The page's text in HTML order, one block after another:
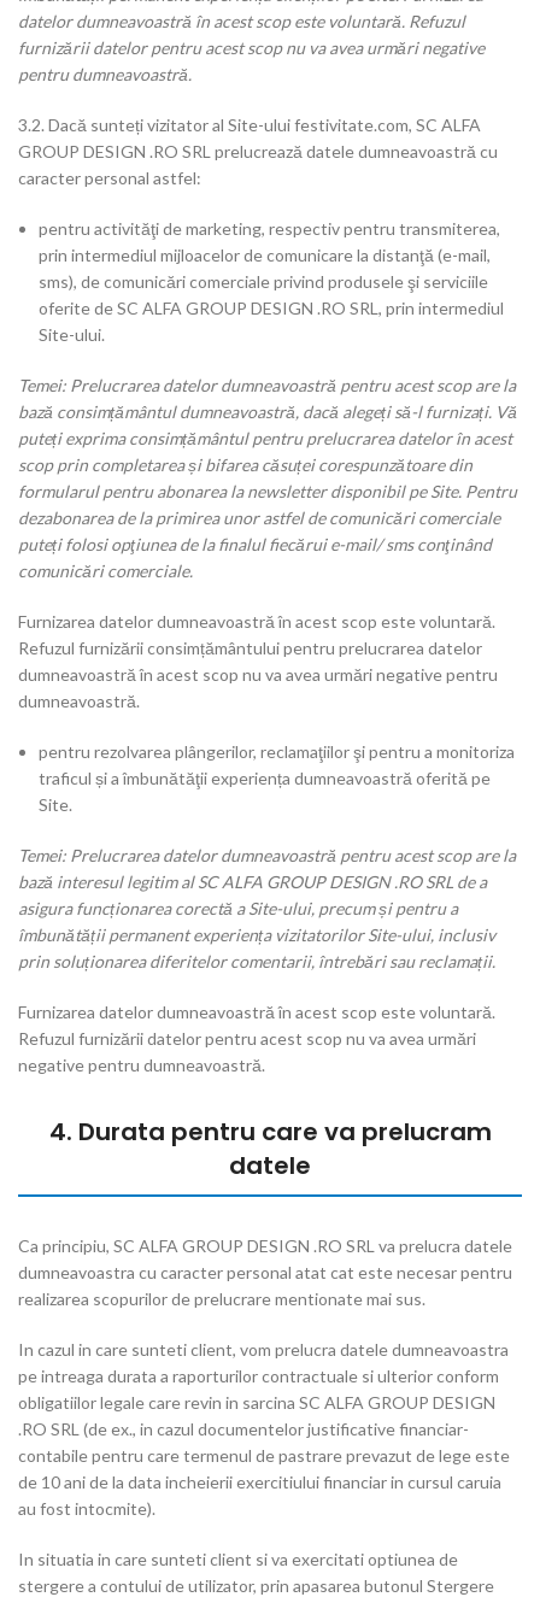
datelor dumneavoastră în acest scop este voluntară. Refuzul
furnizării datelor pentru acest scop nu va avea urmări negative
pentru dumneavoastră.
3.2. Dacă sunteți vizitator al Site-ului festivitate.com, SC ALFA
GROUP DESIGN .RO SRL prelucrează datele dumneavoastră cu
caracter personal astfel:
pentru activităţi de marketing, respectiv pentru transmiterea,
prin intermediul mijloacelor de comunicare la distanţă (e-mail,
sms), de comunicări comerciale privind produsele şi serviciile
oferite de SC ALFA GROUP DESIGN .RO SRL, prin intermediul
Site-ului.
Temei: Prelucrarea datelor dumneavoastră pentru acest scop are la
bază consimțământul dumneavoastră, dacă alegeți să-l furnizați. Vă
puteți exprima consimțământul pentru prelucrarea datelor în acest
scop prin completarea și bifarea căsuței corespunzătoare din
formularul pentru abonarea la newsletter disponibil pe Site. Pentru
dezabonarea de la primirea unor astfel de comunicări comerciale
puteți folosi opţiunea de la finalul fiecărui e-mail/ sms conţinând
comunicări comerciale.
Furnizarea datelor dumneavoastră în acest scop este voluntară.
Refuzul furnizării consimțământului pentru prelucrarea datelor
dumneavoastră în acest scop nu va avea urmări negative pentru
dumneavoastră.
pentru rezolvarea plângerilor, reclamaţiilor şi pentru a monitoriza
traficul și a îmbunătăţii experiența dumneavoastră oferită pe
Site.
Temei: Prelucrarea datelor dumneavoastră pentru acest scop are la
bază interesul legitim al SC ALFA GROUP DESIGN .RO SRL de a
asigura funcționarea corectă a Site-ului, precum și pentru a
îmbunătății permanent experiența vizitatorilor Site-ului, inclusiv
prin soluționarea diferitelor comentarii, întrebări sau reclamații.
Furnizarea datelor dumneavoastră în acest scop este voluntară.
Refuzul furnizării datelor pentru acest scop nu va avea urmări
negative pentru dumneavoastră.
4. Durata pentru care va prelucram
datele
Ca principiu, SC ALFA GROUP DESIGN .RO SRL va prelucra datele
dumneavoastra cu caracter personal atat cat este necesar pentru
realizarea scopurilor de prelucrare mentionate mai sus.
In cazul in care sunteti client, vom prelucra datele dumneavoastra
pe intreaga durata a raporturilor contractuale si ulterior conform
obligatiilor legale care revin in sarcina SC ALFA GROUP DESIGN
.RO SRL (de ex., in cazul documentelor justificative financiar-
contabile pentru care termenul de pastrare prevazut de lege este
de 10 ani de la data incheierii exercitiului financiar in cursul caruia
au fost intocmite).
In situatia in care sunteti client si va exercitati optiunea de
stergere a contului de utilizator, prin apasarea butonul Stergere